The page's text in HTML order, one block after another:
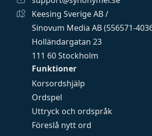
Funktioner
Korsordshjälp
Ordspel
Uttryck och ordspråk
Föreslå nytt ord
Keesing Sverige AB /
Sinovum Media AB (556571-
Holländargatan 23
111 60 Stockholm